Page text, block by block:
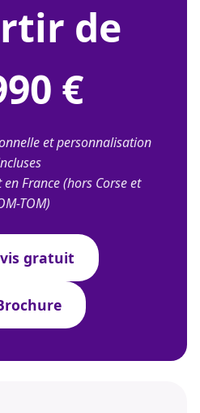
de
€
et personnalisation
France (hors Corse et
TOM)
gratuit